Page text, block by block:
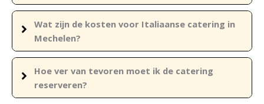
Wat zijn de kosten voor Italiaanse catering in
Mechelen?
Hoe ver van tevoren moet ik de catering
reserveren?